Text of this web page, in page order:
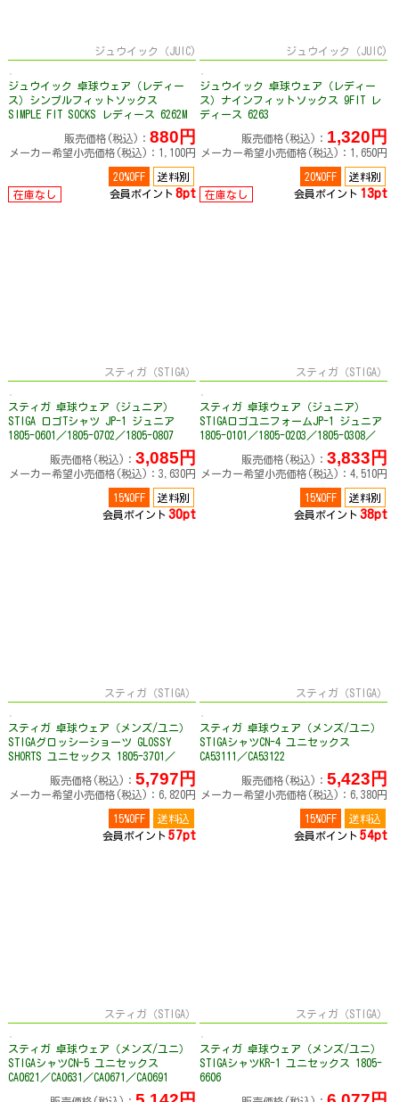
ジュウイック（JUIC)
ジュウイック 卓球ウェア（レディー
ス）シンプルフィットソックス
SIMPLE FIT SOCKS レディース 6262M
販売価格(税込)： 880円
メーカー希望小売価格(税込)：1,100円
20%OFF
送料別
在庫なし
会員ポイント 8pt
ジュウイック（JUIC)
ジュウイック 卓球ウェア（レディー
ス）ナインフィットソックス 9FIT レ
ディース 6263
販売価格(税込)： 1,320円
メーカー希望小売価格(税込)：1,650円
20%OFF
送料別
在庫なし
会員ポイント 13pt
スティガ（STIGA）
スティガ 卓球ウェア（ジュニア）
STIGA ロゴTシャツ JP-1 ジュニア
1805-0601／1805-0702／1805-0807
販売価格(税込)： 3,085円
メーカー希望小売価格(税込)：3,630円
15%OFF
送料別
会員ポイント 30pt
スティガ（STIGA）
スティガ 卓球ウェア（ジュニア）
STIGAロゴユニフォームJP-1 ジュニア
1805-0101／1805-0203／1805-0308／
販売価格(税込)： 3,833円
メーカー希望小売価格(税込)：4,510円
15%OFF
送料別
会員ポイント 38pt
スティガ（STIGA）
スティガ 卓球ウェア（メンズ/ユニ）
STIGAグロッシーショーツ GLOSSY
SHORTS ユニセックス 1805-3701／
販売価格(税込)： 5,797円
メーカー希望小売価格(税込)：6,820円
15%OFF
送料込
会員ポイント 57pt
スティガ（STIGA）
スティガ 卓球ウェア（メンズ/ユニ）
STIGAシャツCN-4 ユニセックス
CA53111／CA53122
販売価格(税込)： 5,423円
メーカー希望小売価格(税込)：6,380円
15%OFF
送料込
会員ポイント 54pt
スティガ（STIGA）
スティガ 卓球ウェア（メンズ/ユニ）
STIGAシャツCN-5 ユニセックス
CA0621／CA0631／CA0671／CA0691
スティガ（STIGA）
スティガ 卓球ウェア（メンズ/ユニ）
STIGAシャツKR-1 ユニセックス 1805-
6606